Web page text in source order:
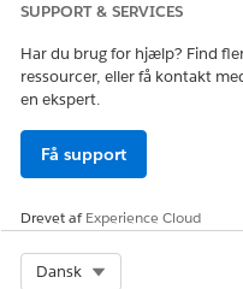
SUPPORT & SERVICES
Har du brug for hjælp? Find
ressourcer, eller få kontakt
en ekspert.
Få support
Drevet afExperience Cloud
Dansk